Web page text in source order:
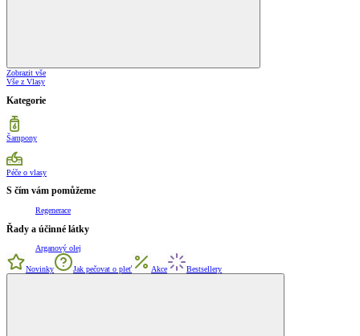
Zobrazit vše
Vše z Vlasy
Kategorie
Šampony
Péče o vlasy
S čím vám pomůžeme
Regenerace
Řady a účinné látky
Arganový olej
Novinky Jak pečovat o pleť Akce Bestsellery